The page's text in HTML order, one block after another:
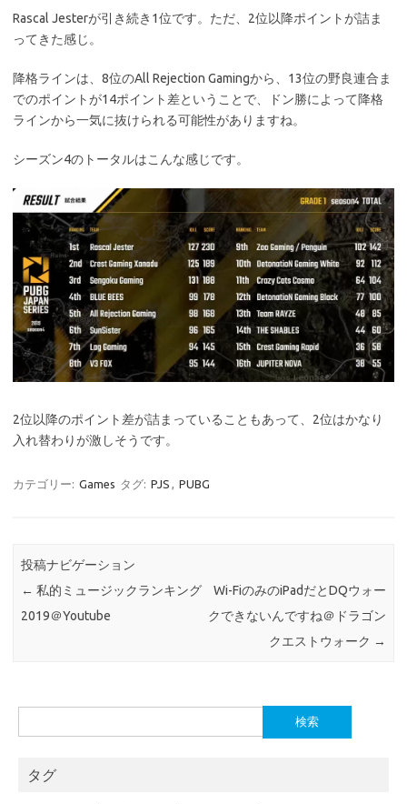
Rascal Jesterが引き続き1位です。ただ、2位以降ポイントが詰ま
ってきた感じ。
降格ラインは、8位のAll Rejection Gamingから、13位の野良連合ま
でのポイントが14ポイント差ということで、ドン勝によって降格
ラインから一気に抜けられる可能性がありますね。
シーズン4のトータルはこんな感じです。
2位以降のポイント差が詰まっていることもあって、2位はかなり
入れ替わりが激しそうです。
カテゴリー: Games タグ: PJS PUBG
投稿ナビゲーション
← 私的ミュージックランキング
2019＠Youtube
Wi-FiのみのiPadだとDQウォー
クできないんですね＠ドラゴン
クエストウォーク →
索:
タグ